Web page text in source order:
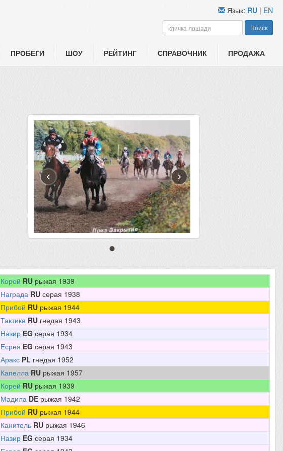
ПРОБЕГИ ШОУ РЕЙТИНГ СПРАВОЧНИК ПРОДАЖА
Язык: RU | EN
Поиск
‹ ›
Корей RU рыжая 1939
Награда RU серая 1938
Прибой RU рыжая 1944
Тактика RU гнедая 1943
Назир EG серая 1934
Есрея EG серая 1943
Аракс PL гнедая 1952
Капелла RU рыжая 1957
Корей RU рыжая 1939
Мадила DE рыжая 1942
Прибой RU рыжая 1944
Канитель RU рыжая 1946
Назир EG серая 1934